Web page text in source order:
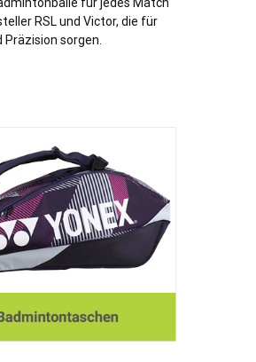
für jedes Match
RSL und Victor, die für
sorgen.